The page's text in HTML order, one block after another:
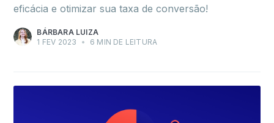
eficácia e otimizar sua taxa de conversão!
BÁRBARA LUIZA
1 FEV 2023
• 6 MIN DE LEITURA